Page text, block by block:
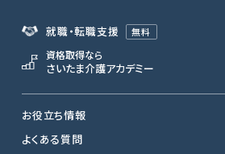
就職・転職支援 無料
資格取得なら
さいたま介護アカデミー
お役立ち情報
よくある質問